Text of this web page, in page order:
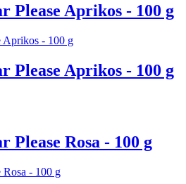
Please Aprikos - 100 g
Please Aprikos - 100 g
Please Rosa - 100 g